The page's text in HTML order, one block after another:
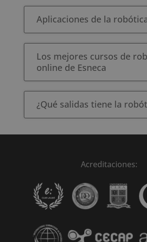
Aplicaciones de la
Los mejores cursos de
online de Esneca
¿Qué salidas tiene la
Acreditaciones: